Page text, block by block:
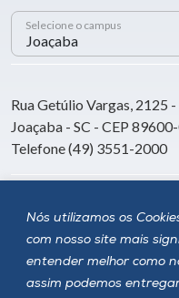
Nós utilizamos os
com nosso site mais
entender melhor como
assim podemos
Selecione o campus
Rua Getúlio Vargas, 2125
Joaçaba - SC - CEP
Telefone (49) 3551-2000
Siga a Unoesc